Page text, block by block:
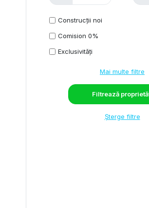
Construcții noi
Comision 0%
Exclusivități
Mai multe filtre
Șterge filtre